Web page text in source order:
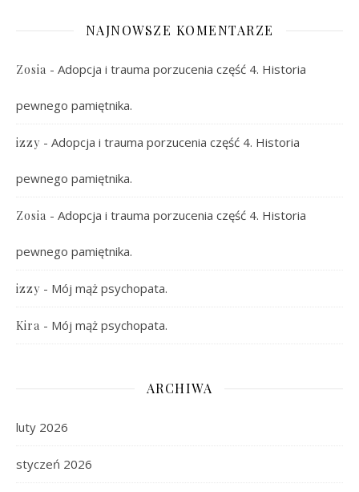
NAJNOWSZE KOMENTARZE
Zosia - Adopcja i trauma porzucenia część 4. Historia
pewnego pamiętnika.
izzy - Adopcja i trauma porzucenia część 4. Historia
pewnego pamiętnika.
Zosia - Adopcja i trauma porzucenia część 4. Historia
pewnego pamiętnika.
izzy - Mój mąż psychopata.
Kira - Mój mąż psychopata.
ARCHIWA
luty 2026
styczeń 2026